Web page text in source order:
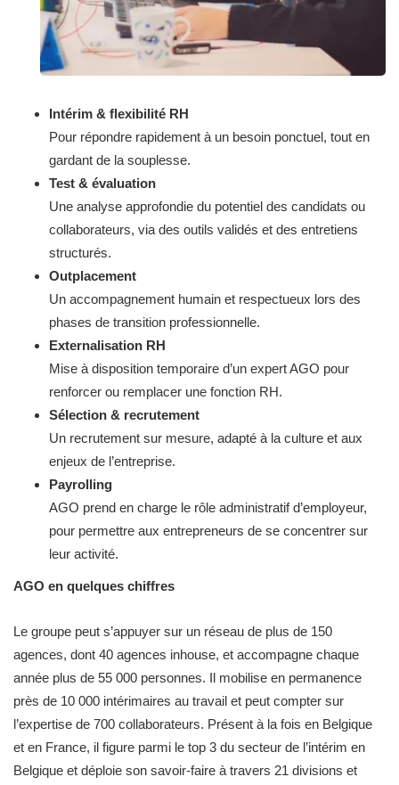
Intérim & flexibilité RH
Pour répondre rapidement à un besoin ponctuel, tout en
gardant de la souplesse.
Test & évaluation
Une analyse approfondie du potentiel des candidats ou
collaborateurs, via des outils validés et des entretiens
structurés.
Outplacement
Un accompagnement humain et respectueux lors des
phases de transition professionnelle.
Externalisation RH
Mise à disposition temporaire d’un expert AGO pour
renforcer ou remplacer une fonction RH.
Sélection & recrutement
Un recrutement sur mesure, adapté à la culture et aux
enjeux de l’entreprise.
Payrolling
AGO prend en charge le rôle administratif d’employeur,
pour permettre aux entrepreneurs de se concentrer sur
leur activité.
AGO en quelques chiffres
Le groupe peut s’appuyer sur un réseau de plus de 150
agences, dont 40 agences inhouse, et accompagne chaque
année plus de 55 000 personnes. Il mobilise en permanence
près de 10 000 intérimaires au travail et peut compter sur
l’expertise de 700 collaborateurs. Présent à la fois en Belgique
et en France, il figure parmi le top 3 du secteur de l’intérim en
Belgique et déploie son savoir-faire à travers 21 divisions et